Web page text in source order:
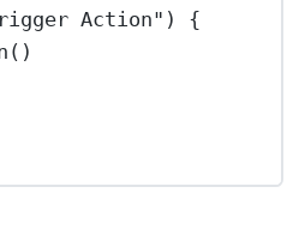
Action" ) {
()